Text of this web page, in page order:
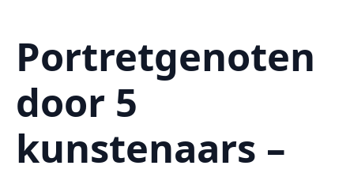
Portretgenoten
door 5
kunstenaars –